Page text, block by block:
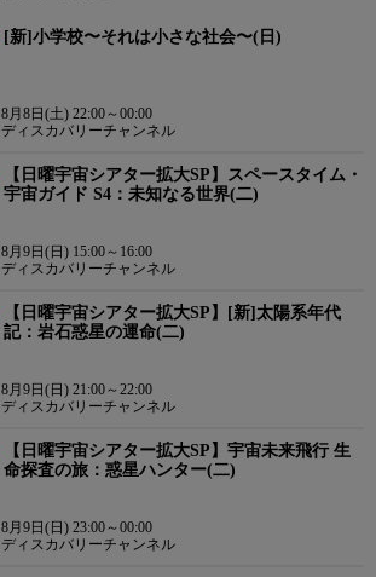
[新]小学校〜それは小さな社会〜(日)
8月8日(土) 22:00～00:00
ディスカバリーチャンネル
【日曜宇宙シアター拡大SP】スペースタイム・
宇宙ガイド S4：未知なる世界(二)
8月9日(日) 15:00～16:00
ディスカバリーチャンネル
【日曜宇宙シアター拡大SP】[新]太陽系年代
記：岩石惑星の運命(二)
8月9日(日) 21:00～22:00
ディスカバリーチャンネル
【日曜宇宙シアター拡大SP】宇宙未来飛行 生
命探査の旅：惑星ハンター(二)
8月9日(日) 23:00～00:00
ディスカバリーチャンネル